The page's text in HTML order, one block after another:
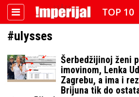
TOP 10
DETEKTOR
IMPERIJAL VIDEO
RADAR
IMPERIJAL & FREETIME
#ulysses
Šerbedžijinoj ženi
imovinom, Lenka
Zagrebu, a ima i
Brijuna tik do